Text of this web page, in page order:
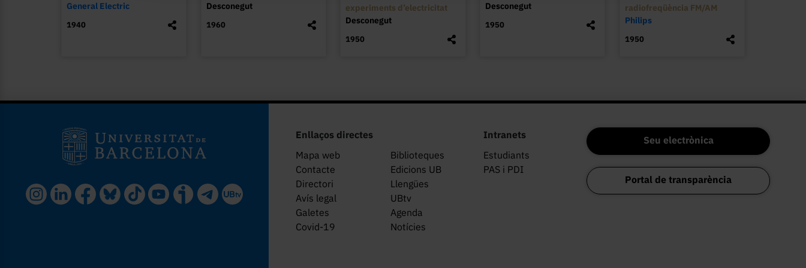
General Electric
1940
Desconegut
1960
experiments d’electricitat
Desconegut
1950
Desconegut
1950
radiofreqüència FM/AM
Philips
1950
Enllaços directes
Mapa web
Biblioteques
Contacte
Edicions UB
Directori
Llengües
Avís legal
UBtv
Galetes
Agenda
Covid-19
Notícies
Intranets
Estudiants
PAS i PDI
Seu electrònica
Portal de transparència